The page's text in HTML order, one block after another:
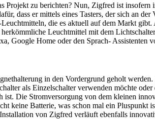
Projekt zu berichten? Nun, Zigfred ist
dass er mittels eines Tasters, der sich an der
die es aktuell auf dem Markt
Leuchtmittel mit dem
Google Home oder den Sprach- Assistenten
in den Vordergrund geholt
als Einzelschalter verwenden möchte
Die Stromversorgung von dem kleinen
keine Batterie, was schon mal ein Pluspunkt
von Zigfred verläuft ebenfalls